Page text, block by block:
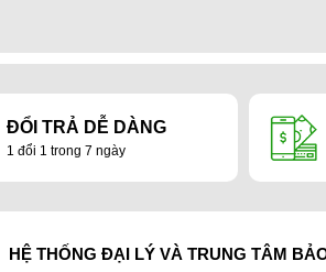
ĐỔI TRẢ DỄ DÀNG
1 đổi 1 trong 7 ngày
HỆ THỐNG ĐẠI LÝ VÀ TRUNG TÂM